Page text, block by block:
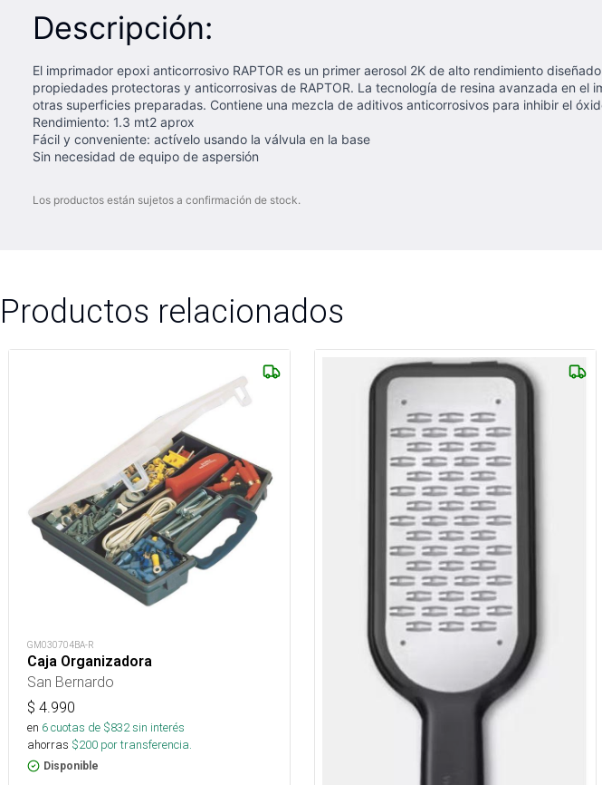
Descripción:
El imprimador epoxi anticorrosivo RAPTOR es un primer aerosol 2K de alto rendimiento
propiedades protectoras y anticorrosivas de RAPTOR. La tecnología de resina avanzada en
otras superficies preparadas. Contiene una mezcla de aditivos anticorrosivos para inhibir el
Rendimiento: 1.3 mt2 aprox
Fácil y conveniente: actívelo usando la válvula en la base
Sin necesidad de equipo de aspersión
Los productos están sujetos a confirmación de stock.
Productos relacionados
GM030704BA-R
Caja Organizadora
San Bernardo
$ 4.990
en 6cuotas de $832sin interés
ahorras $200 por transferencia.
Disponible